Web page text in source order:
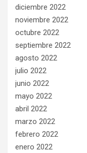
diciembre 2022
noviembre 2022
octubre 2022
septiembre 2022
agosto 2022
julio 2022
junio 2022
mayo 2022
abril 2022
marzo 2022
febrero 2022
enero 2022